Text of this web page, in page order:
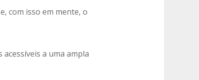
com isso em mente, o
a uma ampla